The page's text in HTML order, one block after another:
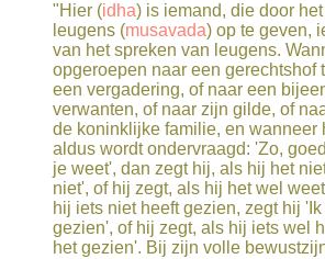
"Hier (idha) is iemand, die door
leugens (musavada) op te geven,
van het spreken van leugens.
opgeroepen naar een gerechtshof
een vergadering, of naar een
verwanten, of naar zijn gilde, of
de koninklijke familie, en wanneer
aldus wordt ondervraagd: 'Zo,
je weet', dan zegt hij, als hij het
niet', of hij zegt, als hij het wel
hij iets niet heeft gezien, zegt hij
gezien', of hij zegt, als hij iets wel
het gezien'. Bij zijn volle